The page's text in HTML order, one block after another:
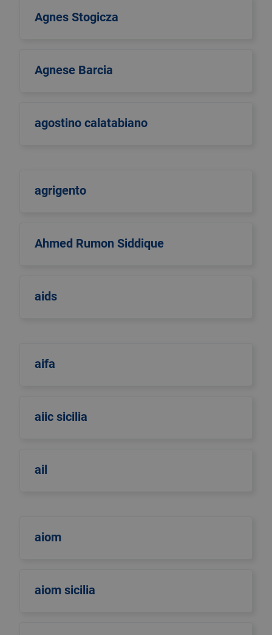
Agnes Stogicza
Agnese Barcia
agostino calatabiano
agrigento
Ahmed Rumon Siddique
aids
aifa
aiic sicilia
ail
aiom
aiom sicilia